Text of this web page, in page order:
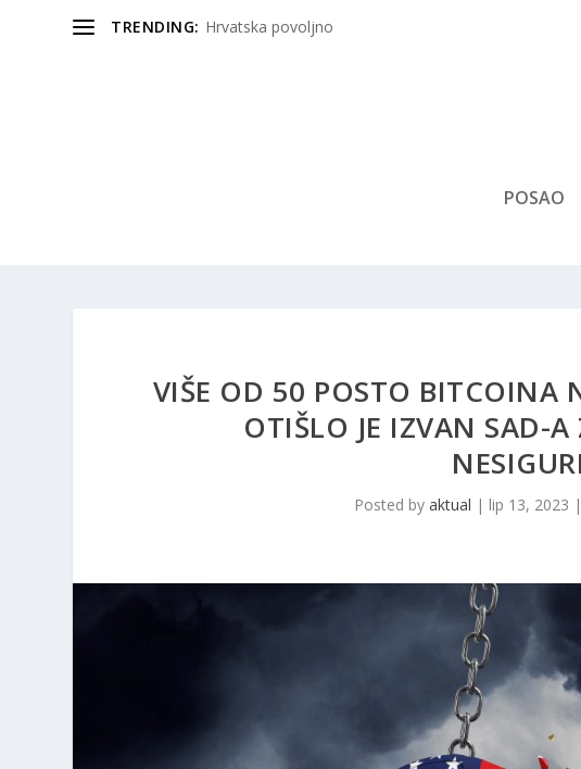
TRENDING: Hrvatska povoljno
POSAO
VIŠE OD 50 POSTO BITCOINA
OTIŠLO JE IZVAN SAD-
Posted by aktual | lip 13, 2023 |